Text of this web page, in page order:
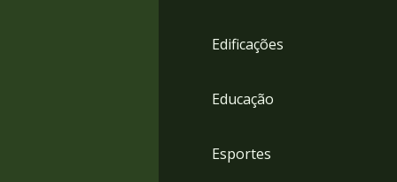
Edificações
Educação
Esportes